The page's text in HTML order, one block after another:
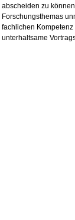
abscheiden zu
Forschungsthemas
fachlichen
unterhaltsame